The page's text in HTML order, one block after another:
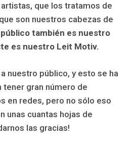
que los tratamos de
son nuestros cabezas de
también es nuestro
es nuestro Leit Motiv.
nuestro público, y esto se ha
gran número de
en redes, pero no sólo eso
unas cuantas hojas de
las gracias!